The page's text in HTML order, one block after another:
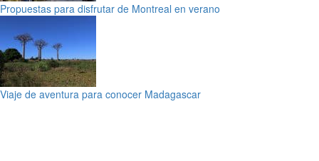
Propuestas para disfrutar de Montreal en verano
Viaje de aventura para conocer Madagascar